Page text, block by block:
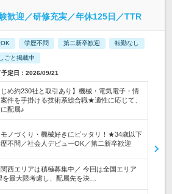
歓迎／研修充実／年休125日／TTR
学歴不問 第二新卒歓迎 転勤なし
ごと掲載中
定日：2026/09/21
じめ約230社と取引あり】機械・電気電子・情
件を手掛ける技術系総合職★適性に応じて、
配属♪
モノづくり・機械好きにピッタリ！★34歳以下
不問／社会人デビューOK／第二新卒歓迎
西エリアは積極募集中／ 今回は全国エリア
を最大限考慮し、配属先を決…